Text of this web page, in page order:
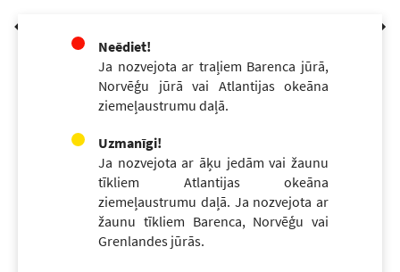
Neēdiet!
Ja nozvejota ar traļiem Barenca jūrā,
Norvēģu jūrā vai Atlantijas okeāna
ziemeļaustrumu daļā.
Uzmanīgi!
Ja nozvejota ar āķu jedām vai žaunu
tīkliem Atlantijas okeāna
ziemeļaustrumu daļā. Ja nozvejota ar
žaunu tīkliem Barenca, Norvēģu vai
Grenlandes jūrās.